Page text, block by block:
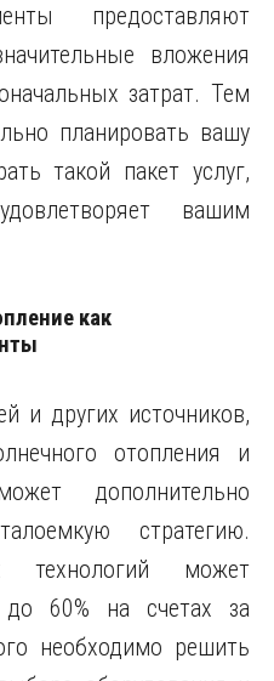
предоставляют
вложения
затрат. Тем
планировать вашу
такой пакет услуг,
вашим
как
и других источников,
отопления и
дополнительно
стратегию.
технологий может
до 60% на счетах за
необходимо решить